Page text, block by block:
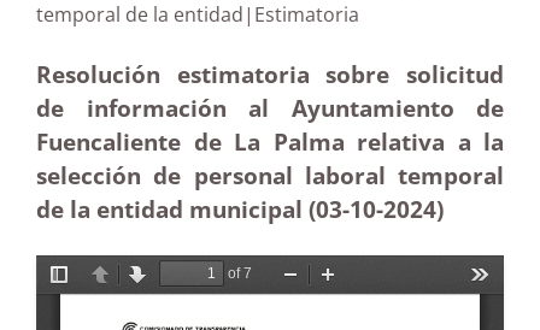
temporal de la entidad|Estimatoria
Resolución estimatoria sobre solicitud
de información al Ayuntamiento de
Fuencaliente de La Palma relativa a la
selección de personal laboral temporal
de la entidad municipal (03-10-2024)